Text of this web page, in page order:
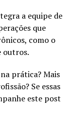
a equipe de
que
como o
outros.
prática? Mais
Se essas
este post